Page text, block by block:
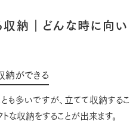
納｜どんな時に向い
納ができる
も多いですが、立てて収納するこ
な収納をすることが出来ます。